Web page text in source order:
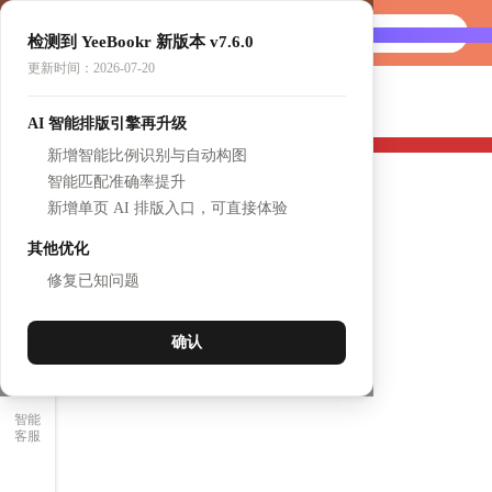
智能
客服
检测到 YeeBookr 新版本 v7.6.0
更新时间：2026-07-20
AI 智能排版引擎再升级
新增智能比例识别与自动构图
智能匹配准确率提升
新增单页 AI 排版入口，可直接体验
其他优化
修复已知问题
确认
AI做书
选产品
壹个展厅